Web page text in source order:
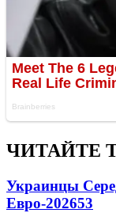
ЧИТАЙТЕ
Украинцы
Евро-202653